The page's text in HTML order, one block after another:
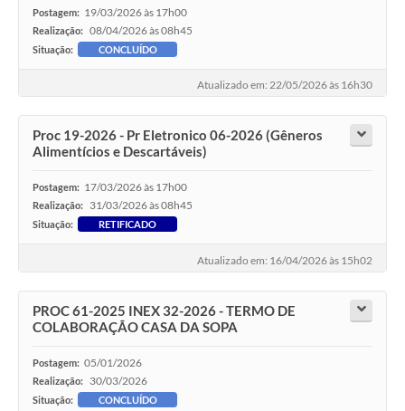
Postagem: 19/03/2026 às 17h00
Realização: 08/04/2026 às 08h45
Situação: CONCLUÍDO
Atualizado em: 22/05/2026 às 16h30
Proc 19-2026 - Pr Eletronico 06-2026 (Gêneros
Alimentícios e Descartáveis)
Postagem: 17/03/2026 às 17h00
Realização: 31/03/2026 às 08h45
Situação: RETIFICADO
Atualizado em: 16/04/2026 às 15h02
PROC 61-2025 INEX 32-2026 - TERMO DE
COLABORAÇÃO CASA DA SOPA
Postagem: 05/01/2026
Realização: 30/03/2026
Situação: CONCLUÍDO